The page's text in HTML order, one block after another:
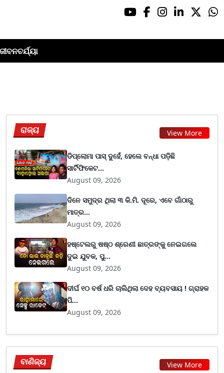
ରାଜ୍ୟ View More
ଡିପ୍ଲୋମା ପାସ୍ ଦୁହେଁ, ହେଲେ ବନ୍ଧା ପଡ଼ିଛି
ସାର୍ଟିଫିକେଟ...
August 09, 2026
ଦିନେ ସମୁଦ୍ର ଥିଲା ୩ କି.ମି. ଦୂରେ, ଏବେ ଗାଁଠାରୁ
ମାତ୍ର...
August 09, 2026
ହଷ୍ଟେଲରୁ ଷଷ୍ଠ ଶ୍ରେଣୀ ଛାତ୍ରଙ୍କୁ ନେଇଗଲେ
ଦୁଇ ଯୁବକ, ପୁ...
August 09, 2026
ଦୀର୍ଘ ୧୦ ବର୍ଷ ଧରି ଚାଲିଥିଲା ଦେହ ବ୍ୟବସାୟ ! ଗ୍ରାହକ
ପି...
August 09, 2026
ବାଣିଜ୍ୟ View More